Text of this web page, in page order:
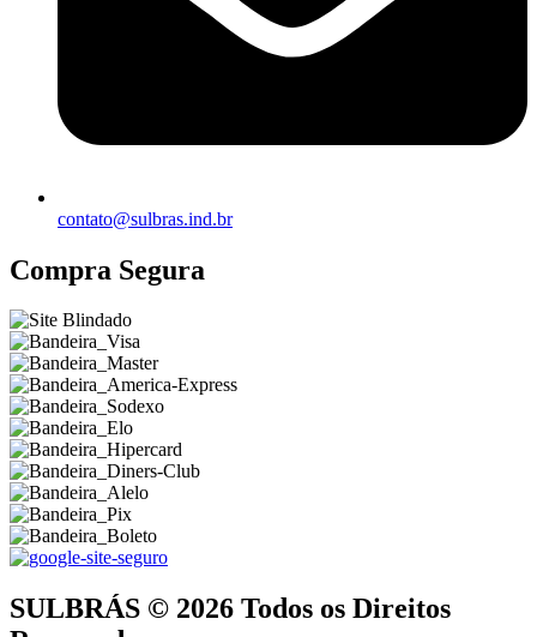
contato@sulbras.ind.br
Compra Segura
SULBRÁS © 2026 Todos os Direitos